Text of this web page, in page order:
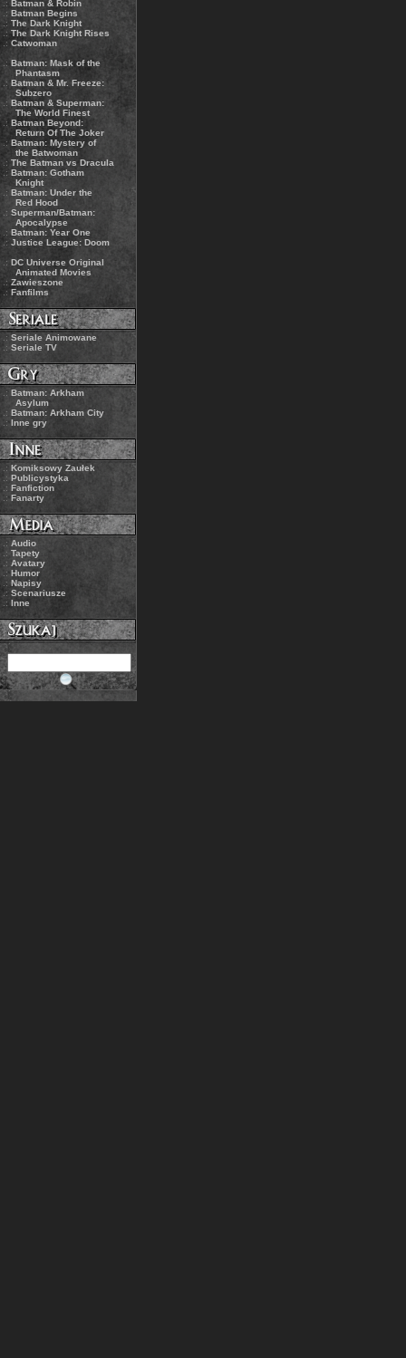
.: Batman & Robin
.: Batman Begins
.: The Dark Knight
.: The Dark Knight Rises
.: Catwoman
.:Batman: Mask of the
Phantasm
.: Batman & Mr. Freeze:
Subzero
.: Batman & Superman:
The World Finest
.: Batman Beyond:
Return Of The Joker
.: Batman: Mystery of
the Batwoman
.: The Batman vs Dracula
.: Batman: Gotham
Knight
.: Batman: Under the
Red Hood
.: Superman/Batman:
Apocalypse
.: Batman: Year One
.: Justice League: Doom
.: DC Universe Original
Animated Movies
.: Zawieszone
.: Fanfilms
.: Seriale Animowane
.: Seriale TV
.: Batman: Arkham
Asylum
.: Batman: Arkham City
.:Inne gry
.: Komiksowy Zaułek
.: Publicystyka
.: Fanfiction
.:Fanarty
.: Audio
.: Tapety
.: Avatary
.:Humor
.: Napisy
.: Scenariusze
.: Inne